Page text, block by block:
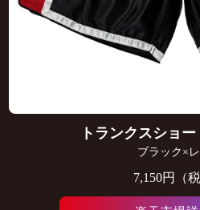
トランクスショ
ブラック×
7,150円（税